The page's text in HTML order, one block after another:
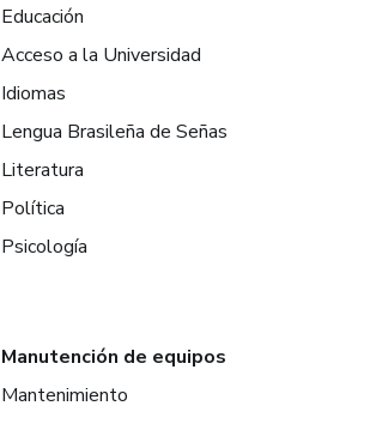
Educación
Acceso a la Universidad
Idiomas
Lengua Brasileña de Señas
Literatura
Política
Psicología
Manutención de equipos
Mantenimiento